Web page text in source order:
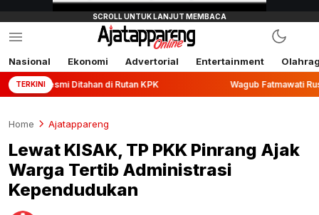
Nasional Ekonomi Advertorial Entertainment
TERKINI
di Rutan KPK Wagub Fatmawati Rusdi Lepas Ekspor
Home Ajatappareng
Lewat KISAK, TP PKK Pinrang Ajak
Warga Tertib Administrasi
Kependudukan